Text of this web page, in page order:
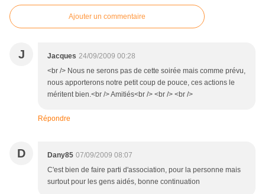
Ajouter un commentaire
J Jacques 24/09/2009 00:28
<br /> Nous ne serons pas de cette soirée mais comme prévu,
nous apporterons notre petit coup de pouce, ces actions le
méritent bien.<br /> Amitiés<br /> <br /> <br />
Répondre
D Dany85 07/09/2009 08:07
C'est bien de faire parti d'association, pour la personne mais
surtout pour les gens aidés, bonne continuation